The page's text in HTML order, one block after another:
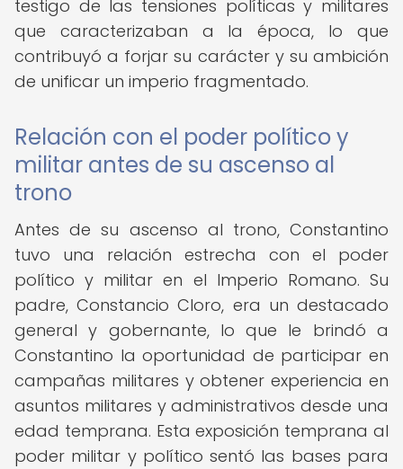
testigo de las tensiones políticas y militares
que caracterizaban a la época, lo que
contribuyó a forjar su carácter y su ambición
de unificar un imperio fragmentado.
Relación con el poder político y
militar antes de su ascenso al
trono
Antes de su ascenso al trono, Constantino
tuvo una relación estrecha con el poder
político y militar en el Imperio Romano. Su
padre, Constancio Cloro, era un destacado
general y gobernante, lo que le brindó a
Constantino la oportunidad de participar en
campañas militares y obtener experiencia en
asuntos militares y administrativos desde una
edad temprana. Esta exposición temprana al
poder militar y político sentó las bases para